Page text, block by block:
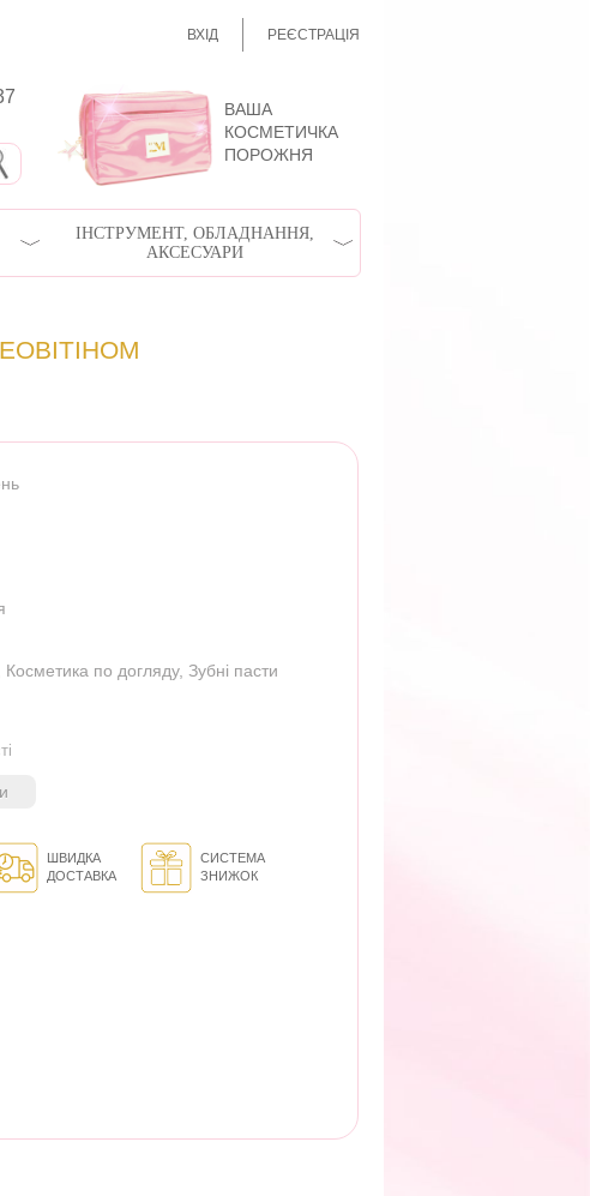
ВХІД РЕЄСТРАЦІЯ
ВАША
КОСМЕТИЧКА
ПОРОЖНЯ
ІНСТРУМЕНТ, ОБЛАДНАННЯ,
АКСЕСУАРИ
Косметика по догляду, Зубні пасти
ШВИДКА
ДОСТАВКА
СИСТЕМА
ЗНИЖОК